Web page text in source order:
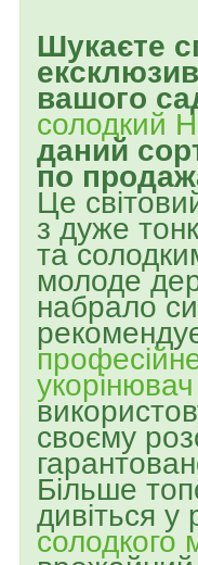
Шукаєте
вашого
солодкий
даний
по
Це
з дуже
та
молоде
набрало
укорінювач
своєму
Більше
дивіться у
солодкого